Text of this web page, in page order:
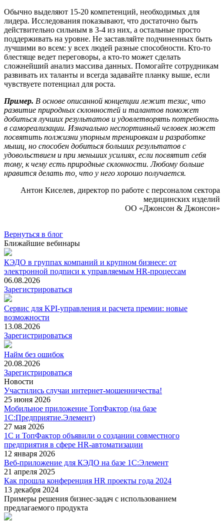
Обычно выделяют 15-20 компетенций, необходимых для
лидера. Исследования показывают, что достаточно быть
действительно сильным в 3-4 из них, а остальные просто
поддерживать на уровне. Не заставляйте подчиненных быть
лучшими во всем: у всех людей разные способности. Кто-то
блестяще ведет переговоры, а кто-то может сделать
сложнейший анализ массива данных. Помогайте сотрудникам
развивать их таланты и всегда задавайте планку выше, если
чувствуете потенциал для роста.
Пример. В основе описанной концепции лежит тезис, что
развитие природных склонностей и талантов поможет
добиться лучших результатов и удовлетворять потребность
в самореализации. Изначально неспортивный человек может
посвятить полжизни упорным тренировкам и разработке
мышц, но способен добиться больших результатов с
удовольствием и при меньших усилиях, если посвятит себя
тому, к чему есть природные склонности. Любому больше
нравится делать то, что у него хорошо получается.
Антон Киселев, директор по работе с персоналом сектора
медицинских изделий
ОО «Джонсон & Джонсон»
Вернуться в блог
Ближайшие вебинары
КЭДО в группах компаний и крупном бизнесе: от
электронной подписи к управляемым HR-процессам
06.08.2026
Зарегистрироваться
Сервис для KPI-управления и расчета премии: новые
возможности
13.08.2026
Зарегистрироваться
Найм без ошибок
20.08.2026
Зарегистрироваться
Новости
Участились случаи интернет-мошенничества!
25 июня 2026
Мобильное приложение ТопФактор (на базе
1С:Предприятие.Элемент)
27 мая 2026
1С и ТопФактор объявили о создании совместного
предприятия в сфере HR-автоматизации
12 января 2026
Веб-приложение для КЭДО на базе 1С:Элемент
21 апреля 2025
Как прошла конференция HR проекты года 2024
13 декабря 2024
Примеры решения бизнес-задач с использованием
предлагаемого продукта